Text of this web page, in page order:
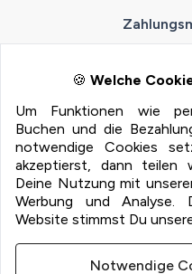
🍪 Welche
Um Funktionen wie
Buchen und die
notwendige Cookies
akzeptierst, dann teilen
Deine Nutzung mit
Werbung und Analyse.
Website stimmst Du
Notwendige